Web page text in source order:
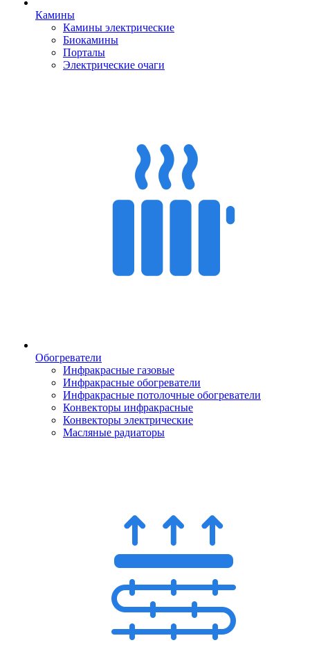
Камины
Камины электрические
Биокамины
Порталы
Электрические очаги
Обогреватели
Инфракрасные газовые
Инфракрасные обогреватели
Инфракрасные потолочные обогреватели
Конвекторы инфракрасные
Конвекторы электрические
Масляные радиаторы